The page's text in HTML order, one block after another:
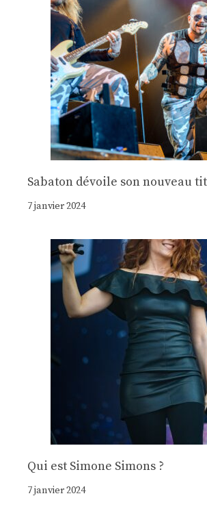
Sabaton dévoile son nouveau
7 janvier 2024
Qui est Simone Simons ?
7 janvier 2024